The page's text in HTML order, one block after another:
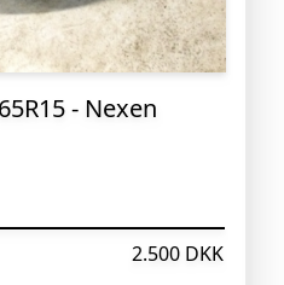
- Nexen
2.500 DKK